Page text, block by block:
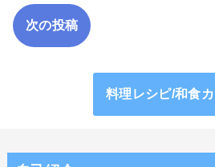
次の投稿
料理レシピ/和食